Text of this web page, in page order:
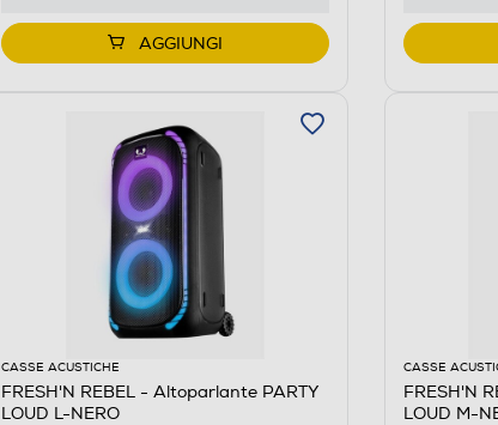
AGGIUNGI
CASSE ACUSTICHE
FRESH'N REBEL - Altoparlante PARTY
LOUD L-NERO
CASSE
FRESH'N
LOUD M-